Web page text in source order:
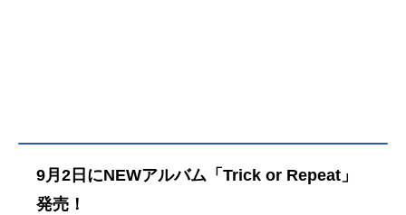
9月2日にNEWアルバム「Trick or Repeat」
発売！